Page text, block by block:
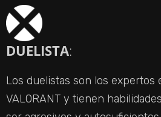
DUELISTA:
Los duelistas son los expertos
VALORANT y tienen